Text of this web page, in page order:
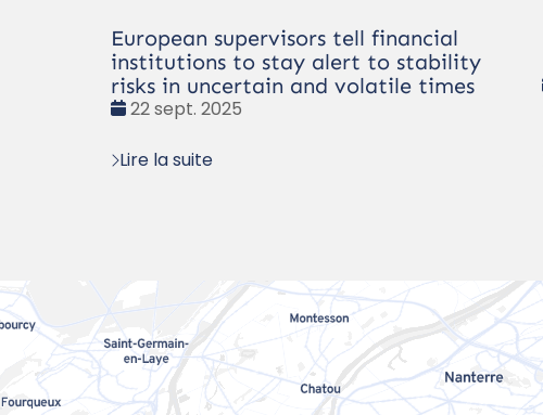
European supervisors tell financial
institutions to stay alert to stability
risks in uncertain and volatile times
Date
22 sept. 2025
Lire la suite